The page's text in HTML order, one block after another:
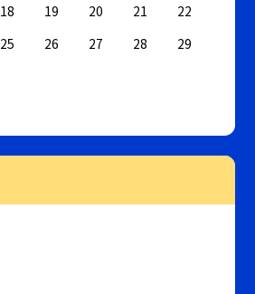
18 19 20 21
22
25 26 27 28
29